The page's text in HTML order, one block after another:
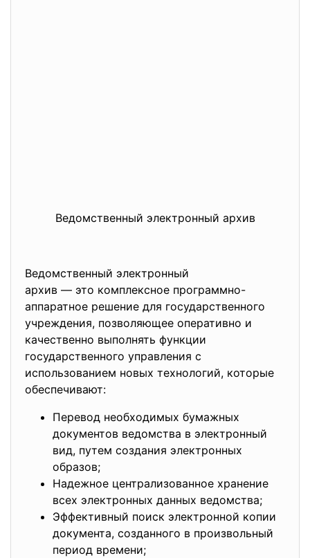
Ведомственный электронный архив
Ведомственный электронный
архив — это комплексное программно-
аппаратное решение для государственного
учреждения, позволяющее оперативно и
качественно выполнять функции
государственного управления с
использованием новых технологий, которые
обеспечивают:
Перевод необходимых бумажных
документов ведомства в электронный
вид, путем создания электронных
образов;
Надежное централизованное хранение
всех электронных данных ведомства;
Эффективный поиск электронной копии
документа, созданного в произвольный
период времени;